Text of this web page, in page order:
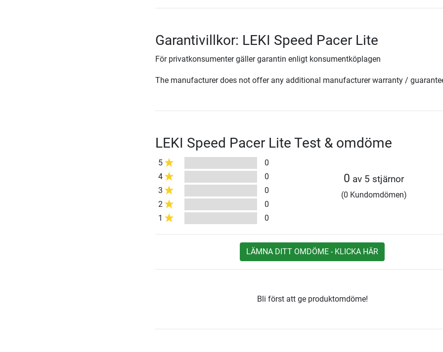
Garantivillkor: LEKI Speed Pacer Lite
För privatkonsumenter gäller garantin enligt konsumentköplagen
The manufacturer does not offer any additional manufacturer warranty /
LEKI Speed Pacer Lite Test & omdöme
5
0
4
0
3
0
2
0
1
0
0 av 5 stjärnor
(0 Kundomdömen)
LÄMNA DITT OMDÖME - KLICKA HÄR
Bli först att ge produktomdöme!